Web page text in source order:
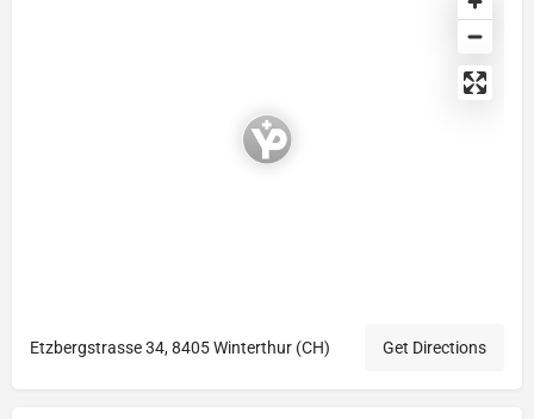
Etzbergstrasse 34, 8405 Winterthur (CH) Get Directions